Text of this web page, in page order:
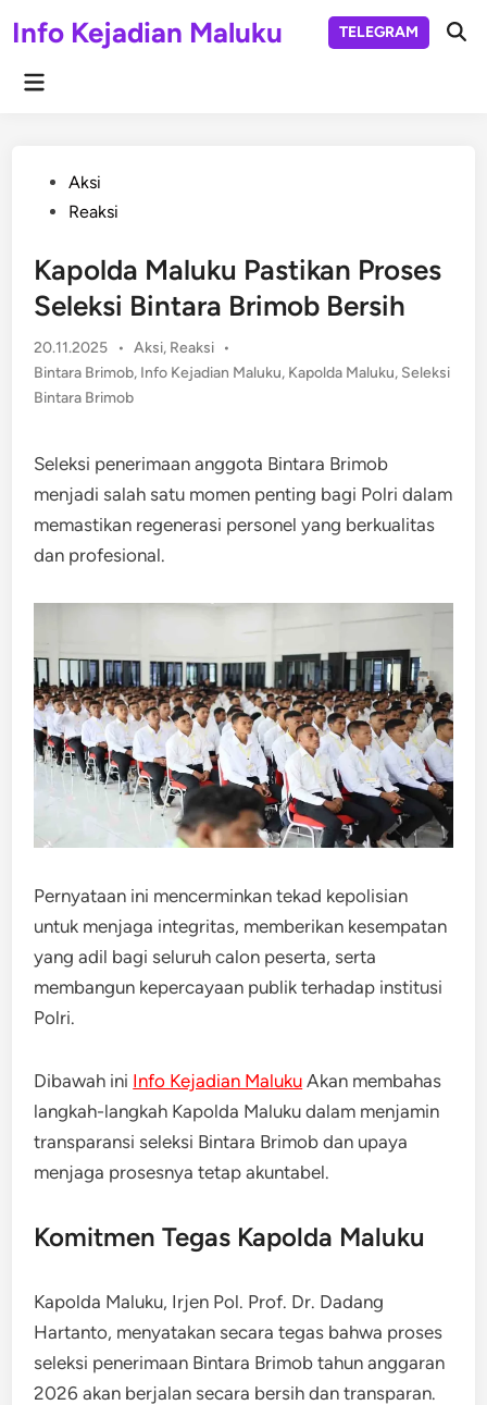
toInfo Kejadian Maluku TELEGRAM
Main
PostedAksi
Reaksi
Kapolda Maluku Pastikan Proses
Seleksi Bintara Brimob Bersih
20.11.2025 • Posted
in
Aksi, Reaksi •
Bintara Brimob, Info Kejadian Maluku, Kapolda Maluku, Seleksi
Bintara Brimob
Seleksi penerimaan anggota Bintara Brimob
menjadi salah satu momen penting bagi Polri dalam
memastikan regenerasi personel yang berkualitas
dan profesional.
Pernyataan ini mencerminkan tekad kepolisian
untuk menjaga integritas, memberikan kesempatan
yang adil bagi seluruh calon peserta, serta
membangun kepercayaan publik terhadap institusi
Polri.
Dibawah ini Info Kejadian Maluku Akan membahas
langkah-langkah Kapolda Maluku dalam menjamin
transparansi seleksi Bintara Brimob dan upaya
menjaga prosesnya tetap akuntabel.
Komitmen Tegas Kapolda Maluku
Kapolda Maluku, Irjen Pol. Prof. Dr. Dadang
Hartanto, menyatakan secara tegas bahwa proses
seleksi penerimaan Bintara Brimob tahun anggaran
2026 akan berjalan secara bersih dan transparan.